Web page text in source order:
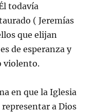
todavía
( Jeremías
que elijan
de esperanza y
violento.
en que la Iglesia
a Dios